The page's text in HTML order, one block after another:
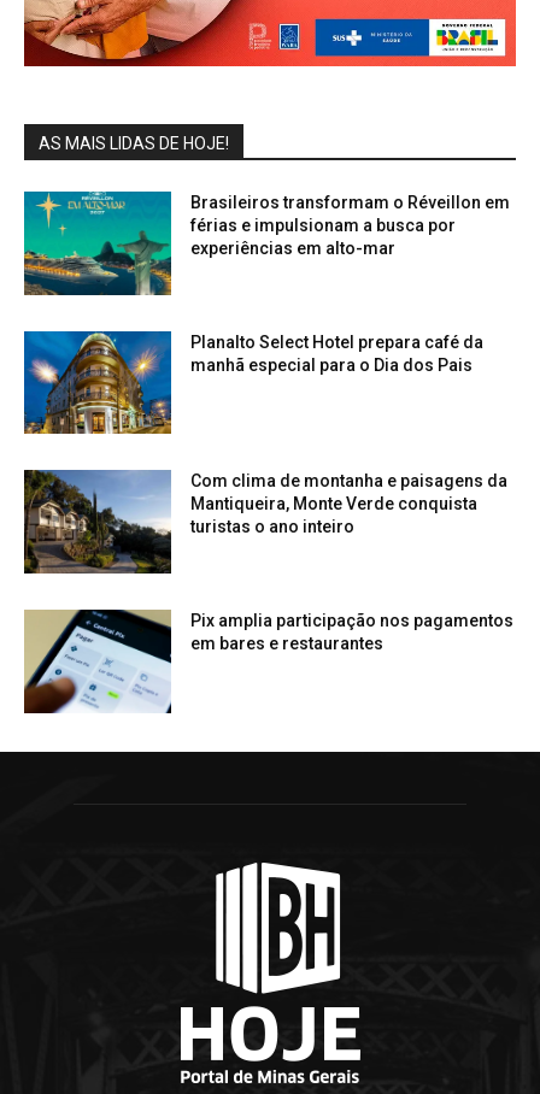
AS MAIS LIDAS DE HOJE!
Brasileiros transformam o Réveillon em
férias e impulsionam a busca por
experiências em alto-mar
Planalto Select Hotel prepara café da
manhã especial para o Dia dos Pais
Com clima de montanha e paisagens da
Mantiqueira, Monte Verde conquista
turistas o ano inteiro
Pix amplia participação nos pagamentos
em bares e restaurantes